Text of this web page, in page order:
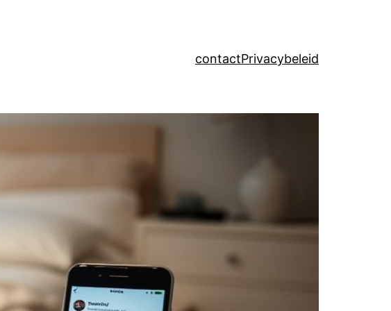
contactPrivacybeleid